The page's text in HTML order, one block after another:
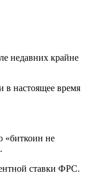
недавних крайне
в настоящее время
«биткоин не
ставки ФРС.